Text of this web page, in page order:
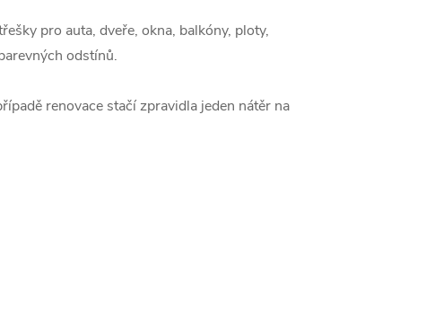
pro auta, dveře, okna, balkóny, ploty,
odstínů.
renovace stačí zpravidla jeden nátěr na